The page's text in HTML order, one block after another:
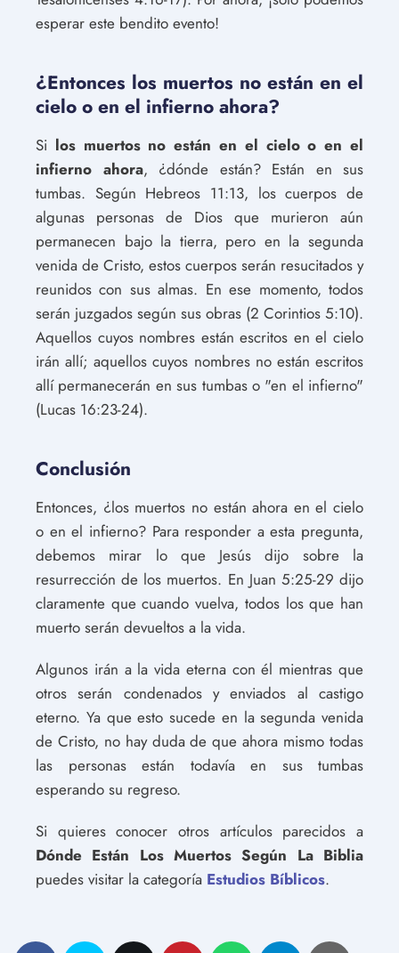
esperar este bendito evento!
¿Entonces los muertos no están en el
cielo o en el infierno ahora?
Si los muertos no están en el cielo o en el
infierno ahora, ¿dónde están? Están en sus
tumbas. Según Hebreos 11:13, los cuerpos de
algunas personas de Dios que murieron aún
permanecen bajo la tierra, pero en la segunda
venida de Cristo, estos cuerpos serán resucitados y
reunidos con sus almas. En ese momento, todos
serán juzgados según sus obras (2 Corintios 5:10).
Aquellos cuyos nombres están escritos en el cielo
irán allí; aquellos cuyos nombres no están escritos
allí permanecerán en sus tumbas o "en el infierno"
(Lucas 16:23-24).
Conclusión
Entonces, ¿los muertos no están ahora en el cielo
o en el infierno? Para responder a esta pregunta,
debemos mirar lo que Jesús dijo sobre la
resurrección de los muertos. En Juan 5:25-29 dijo
claramente que cuando vuelva, todos los que han
muerto serán devueltos a la vida.
Algunos irán a la vida eterna con él mientras que
otros serán condenados y enviados al castigo
eterno. Ya que esto sucede en la segunda venida
de Cristo, no hay duda de que ahora mismo todas
las personas están todavía en sus tumbas
esperando su regreso.
Si quieres conocer otros artículos parecidos a
Dónde Están Los Muertos Según La Biblia
puedes visitar la categoría Estudios Bíblicos.